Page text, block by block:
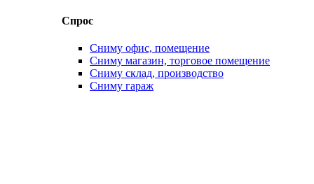
Спрос
Сниму офис, помещение
Сниму магазин, торговое помещение
Сниму склад, производство
Сниму гараж